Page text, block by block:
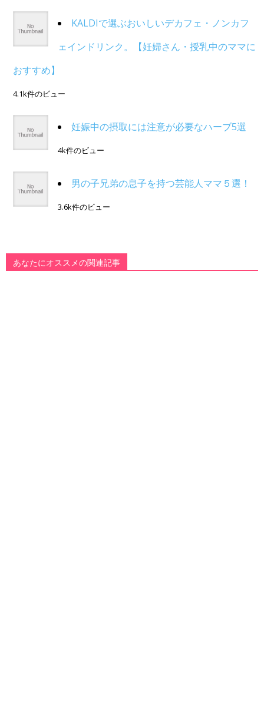
KALDIで選ぶおいしいデカフェ・ノンカフ
ェインドリンク。【妊婦さん・授乳中のママに
おすすめ】
4.1k件のビュー
妊娠中の摂取には注意が必要なハーブ5選
4k件のビュー
男の子兄弟の息子を持つ芸能人ママ５選！
3.6k件のビュー
あなたにオススメの関連記事